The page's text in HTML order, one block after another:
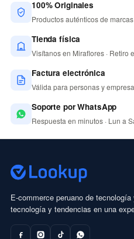
100% Originales
Productos auténticos de
Tienda física
Visítanos en Miraflores · Retiro
Factura electrónica
Válida para personas y
Soporte por WhatsApp
Respuesta en minutos · Lun a
E-commerce peruano de
tecnología y tendencias en una